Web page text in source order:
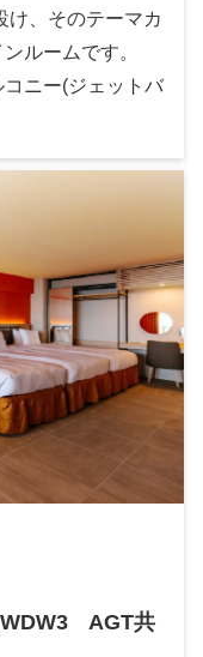
け、そのテーマカ
ルームです。
コニー(ジェットバ
WDW3 AGT共